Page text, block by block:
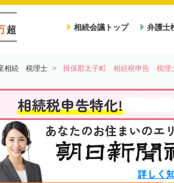
超 相続会議トップ 弁護士
相続 税理士 揖保郡太子町 相続税申告 税理
相続税申告特化!
あなたのお住まいのエ
詳しく